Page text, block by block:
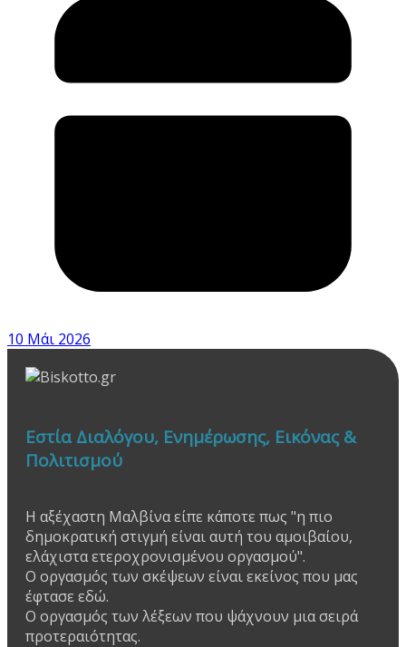
10 Μάι 2026
Εστία Διαλόγου, Ενημέρωσης, Εικόνας &
Πολιτισμού
Η αξέχαστη Μαλβίνα είπε κάποτε πως "η πιο
δημοκρατική στιγμή είναι αυτή του αμοιβαίου,
ελάχιστα ετεροχρονισμένου οργασμού".
Ο οργασμός των σκέψεων είναι εκείνος που μας
έφτασε εδώ.
Ο οργασμός των λέξεων που ψάχνουν μια σειρά
προτεραιότητας.